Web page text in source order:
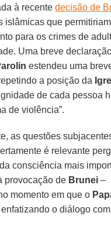
à recentedecisão de
islâmicas que
para os crimes de
Uma breve
estendeu uma
a posição da
de cada pessoa
de violência”.
as questões
é relevante
consciência mais
provocação de Brunei –
momento em que o
o diálogo